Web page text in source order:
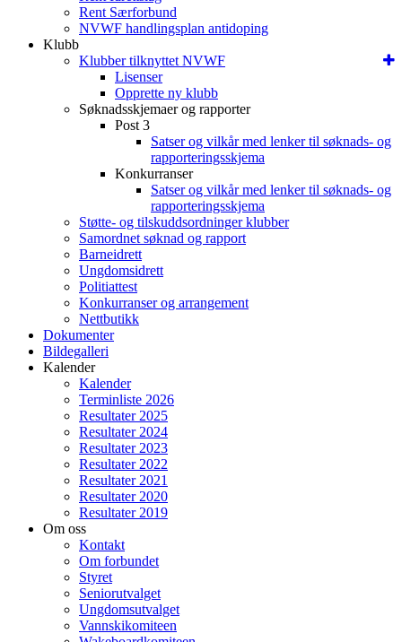
Rent Særforbund
NVWF handlingsplan antidoping
Klubb
Klubber tilknyttet NVWF
Lisenser
Opprette ny klubb
Søknadsskjemaer og rapporter
Post 3
Satser og vilkår med lenker til søknads- og
rapporteringsskjema
Konkurranser
Satser og vilkår med lenker til søknads- og
rapporteringsskjema
Støtte- og tilskuddsordninger klubber
Samordnet søknad og rapport
Barneidrett
Ungdomsidrett
Politiattest
Konkurranser og arrangement
Nettbutikk
Dokumenter
Bildegalleri
Kalender
Kalender
Terminliste 2026
Resultater 2025
Resultater 2024
Resultater 2023
Resultater 2022
Resultater 2021
Resultater 2020
Resultater 2019
Om oss
Kontakt
Om forbundet
Styret
Seniorutvalget
Ungdomsutvalget
Vannskikomiteen